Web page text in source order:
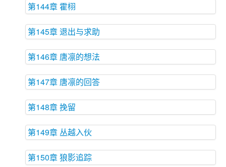
第144章 霍栩
第145章 退出与求助
第146章 唐凛的想法
第147章 唐凛的回答
第148章 挽留
第149章 丛越入伙
第150章 狼影追踪